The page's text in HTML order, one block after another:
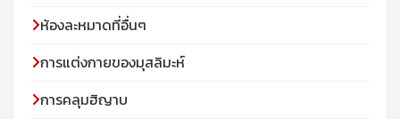
ห้องละหมาดที่อื่นๆ
การแต่งกายของมุสลิมะห์
การคลุมฮิญาบ